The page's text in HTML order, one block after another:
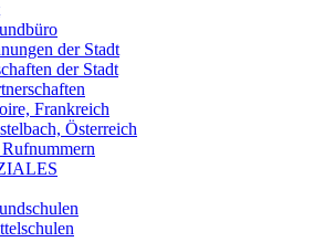
der Stadt
der Stadt
Frankreich
Österreich